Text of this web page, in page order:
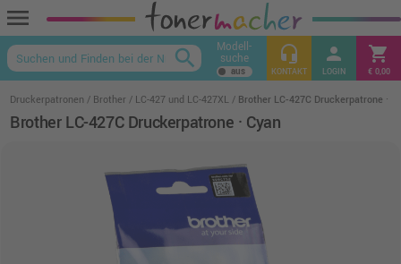
menu
keyboard_arrow_up
search Modell-
suche headset_mic
KONTAKT
person
LOGIN
shopping_cart
€ 0,00
Druckerpatronen Brother LC-427 und LC-427XL Brother LC-427C Druckerpatrone ·
Brother LC-427C Druckerpatrone · Cyan